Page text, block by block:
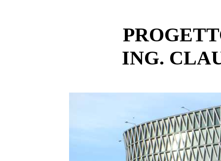
ING.